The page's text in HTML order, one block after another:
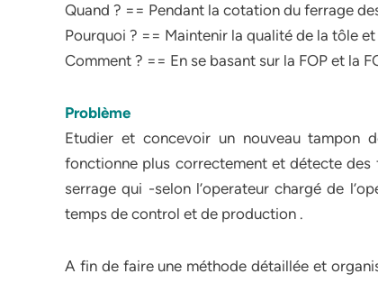
Quand ? == Pendant la cotation du ferrage
Pourquoi ? == Maintenir la qualité de la tôle et
Comment ? == En se basant sur la FOP et la
Problème
Etudier et concevoir un nouveau tampon
fonctionne plus correctement et détecte des
serrage qui -selon l’operateur chargé de
temps de control et de production .
A fin de faire une méthode détaillée et